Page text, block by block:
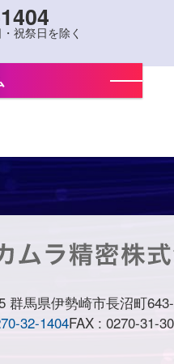
祝祭日を除く
群馬県伊勢崎市長沼町
32-1404FAX : 0270-31-